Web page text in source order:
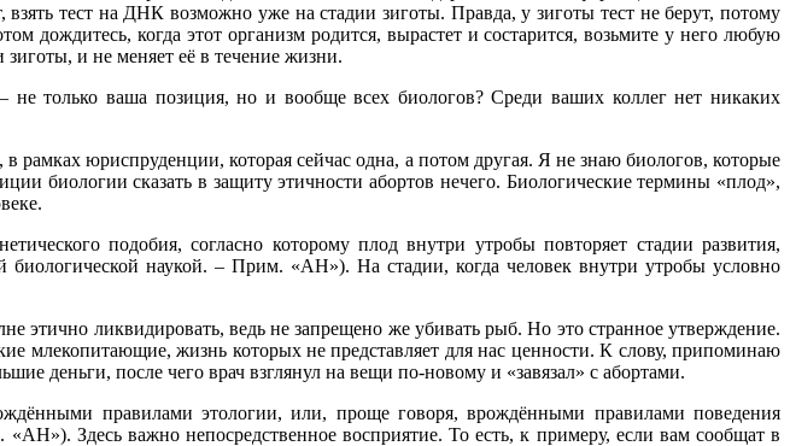
тест на ДНК возможно уже на стадии зиготы. Правда, у зиготы тест не берут, потому
дождитесь, когда этот организм родится, вырастет и состарится, возьмите у него любую
и не меняет её в течение жизни.
не только ваша позиция, но и вообще всех биологов? Среди ваших коллег нет никаких
юриспруденции, которая сейчас одна, а потом другая. Я не знаю биологов, которые
биологии сказать в защиту этичности абортов нечего. Биологические термины «плод»,
подобия, согласно которому плод внутри утробы повторяет стадии развития,
наукой. – Прим. «АН»). На стадии, когда человек внутри утробы условно
этично ликвидировать, ведь не запрещено же убивать рыб. Но это странное утверждение.
млекопитающие, жизнь которых не представляет для нас ценности. К слову, припоминаю
деньги, после чего врач взглянул на вещи по-новому и «завязал» с абортами.
правилами этологии, или, проще говоря, врождёнными правилами поведения
Здесь важно непосредственное восприятие. То есть, к примеру, если вам сообщат в